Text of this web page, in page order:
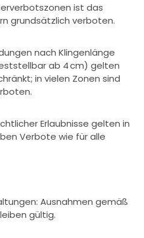
ist das
grundsätzlich verboten.
nach Klingenlänge
ab 4 cm) gelten
in vielen Zonen sind
Erlaubnisse gelten in
Verbote wie für alle
Ausnahmen gemäß
gültig.